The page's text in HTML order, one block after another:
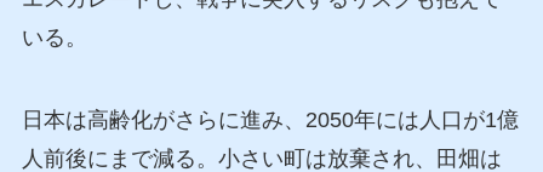
いる。
日本は高齢化がさらに進み、2050年には人口が1億
人前後にまで減る。小さい町は放棄され、田畑は